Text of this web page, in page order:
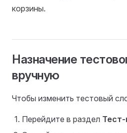
корзины.
Назначение
вручную
Чтобы изменить тестовый
Перейдите в раздел